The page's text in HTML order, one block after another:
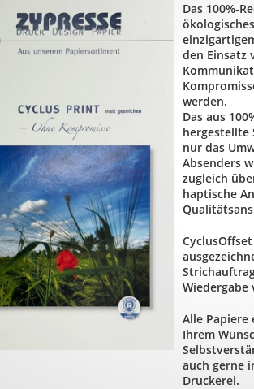
Das 100%-
den Einsatz
werden.
Das aus
hergestellte
nur das
Absenders
zugleich
haptische
​Alle Papiere
Ihrem
auch gerne
Druckerei.